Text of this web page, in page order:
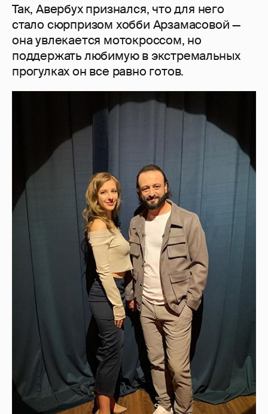
Так, Авербух признался, что для него
стало сюрпризом хобби Арзамасовой —
она увлекается мотокроссом, но
поддержать любимую в экстремальных
прогулках он все равно готов.